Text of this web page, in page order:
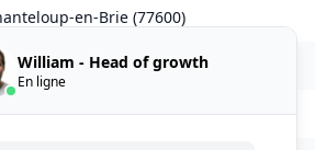
en-Brie (77600)
Chapelle-Rablais (77370)
Chapelles-Bourbon(77610)
William - Head of growth
En ligne